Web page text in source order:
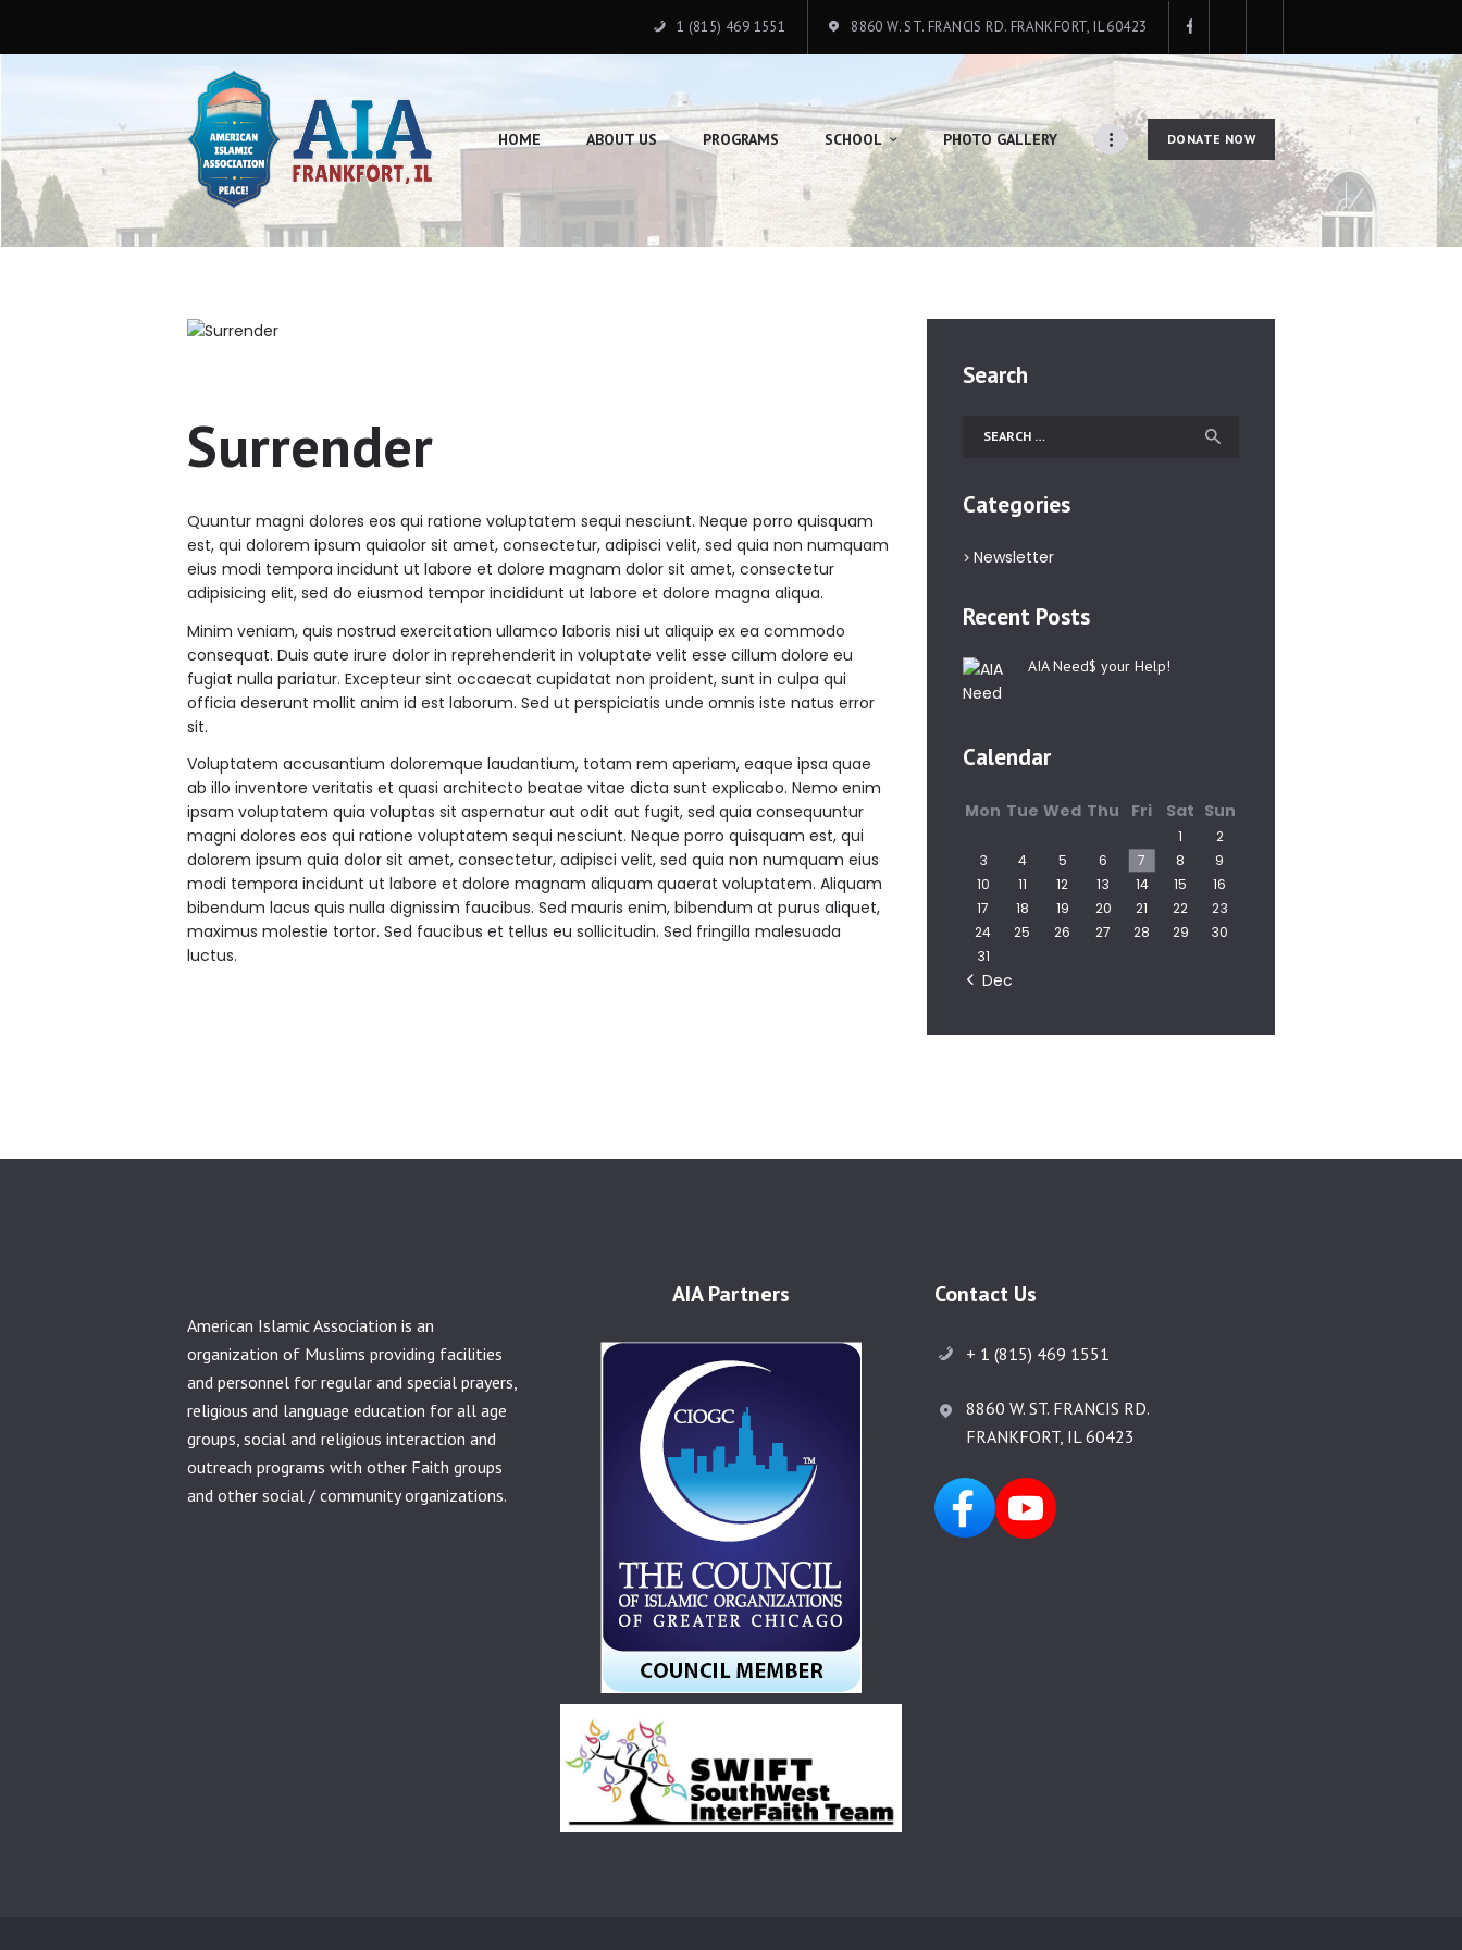
1 (815) 469 1551 8860 W. ST. FRANCIS RD. FRANKFORT, IL 60423
HOME ABOUT US PROGRAMS SCHOOL PHOTO GALLERY DONATE NOW
PROGRAMS
PHOTO GALLERY
Surrender
Quuntur magni dolores eos qui ratione voluptatem sequi nesciunt. Neque porro quisquam
est, qui dolorem ipsum quiaolor sit amet, consectetur, adipisci velit, sed quia non numquam
eius modi tempora incidunt ut labore et dolore magnam dolor sit amet, consectetur
adipisicing elit, sed do eiusmod tempor incididunt ut labore et dolore magna aliqua.
Minim veniam, quis nostrud exercitation ullamco laboris nisi ut aliquip ex ea commodo
consequat. Duis aute irure dolor in reprehenderit in voluptate velit esse cillum dolore eu
fugiat nulla pariatur. Excepteur sint occaecat cupidatat non proident, sunt in culpa qui
officia deserunt mollit anim id est laborum. Sed ut perspiciatis unde omnis iste natus error
sit.
Voluptatem accusantium doloremque laudantium, totam rem aperiam, eaque ipsa quae
ab illo inventore veritatis et quasi architecto beatae vitae dicta sunt explicabo. Nemo enim
ipsam voluptatem quia voluptas sit aspernatur aut odit aut fugit, sed quia consequuntur
magni dolores eos qui ratione voluptatem sequi nesciunt. Neque porro quisquam est, qui
dolorem ipsum quia dolor sit amet, consectetur, adipisci velit, sed quia non numquam eius
modi tempora incidunt ut labore et dolore magnam aliquam quaerat voluptatem. Aliquam
bibendum lacus quis nulla dignissim faucibus. Sed mauris enim, bibendum at purus aliquet,
maximus molestie tortor. Sed faucibus et tellus eu sollicitudin. Sed fringilla malesuada
luctus.
Search
Search
Categories
Newsletter
Recent Posts
AIA Need$ your Help!
Calendar
Mon Tue Wed Thu Fri Sat Sun
1
2
3
4 5 6 7 8
9
10
11 12 13 14 15
16
17
18 19 20 21 22
23
24
25 26 27 28 29
30
31
« Dec
American Islamic Association is an
organization of Muslims providing facilities
and personnel for regular and special prayers,
religious and language education for all age
groups, social and religious interaction and
outreach programs with other Faith groups
and other social / community organizations.
AIA Partners Contact Us
+ 1 (815) 469 1551
8860 W. ST. FRANCIS RD.
FRANKFORT, IL 60423